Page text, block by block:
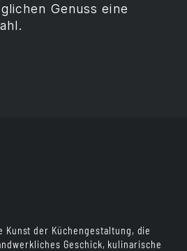
Genuss eine
Kunst der Küchengestaltung, die
Geschick, kulinarische